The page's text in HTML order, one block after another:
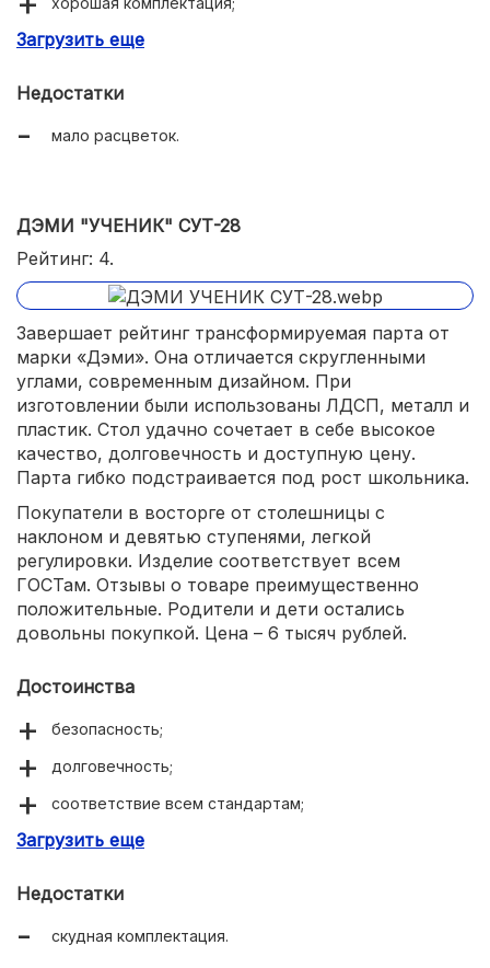
стильный дизайн;
Загрузить еще
Недостатки
мало расцветок.
ДЭМИ "УЧЕНИК" СУТ-28
Рейтинг: 4.
Завершает рейтинг трансформируемая парта от
марки «Дэми». Она отличается скругленными
углами, современным дизайном. При
изготовлении были использованы ЛДСП, металл и
пластик. Стол удачно сочетает в себе высокое
качество, долговечность и доступную цену.
Парта гибко подстраивается под рост школьника.
Покупатели в восторге от столешницы с
наклоном и девятью ступенями, легкой
регулировки. Изделие соответствует всем
ГОСТам. Отзывы о товаре преимущественно
положительные. Родители и дети остались
довольны покупкой. Цена – 6 тысяч рублей.
Достоинства
безопасность;
долговечность;
соответствие всем стандартам;
разумная стоимость;
Загрузить еще
Недостатки
скудная комплектация.